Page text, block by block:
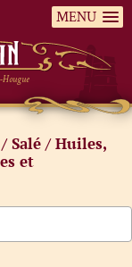
MENU
/Salé /Huiles,
et